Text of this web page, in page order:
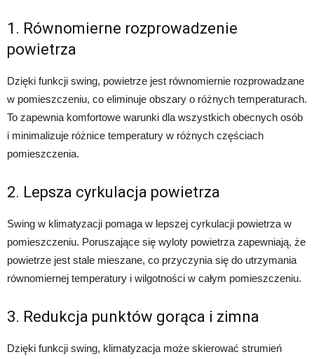
1. Równomierne rozprowadzenie
powietrza
Dzięki funkcji swing, powietrze jest równomiernie rozprowadzane
w pomieszczeniu, co eliminuje obszary o różnych temperaturach.
To zapewnia komfortowe warunki dla wszystkich obecnych osób
i minimalizuje różnice temperatury w różnych częściach
pomieszczenia.
2. Lepsza cyrkulacja powietrza
Swing w klimatyzacji pomaga w lepszej cyrkulacji powietrza w
pomieszczeniu. Poruszające się wyloty powietrza zapewniają, że
powietrze jest stale mieszane, co przyczynia się do utrzymania
równomiernej temperatury i wilgotności w całym pomieszczeniu.
3. Redukcja punktów gorąca i zimna
Dzięki funkcji swing, klimatyzacja może skierować strumień